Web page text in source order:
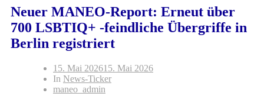
Neuer MANEO-Report: Erneut über
700 LSBTIQ+ -feindliche Übergriffe in
Berlin registriert
15. Mai 202615. Mai 2026
In News-Ticker
maneo_admin